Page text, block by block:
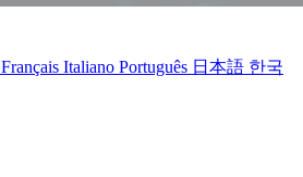
Français Italiano Português 日本語 한국